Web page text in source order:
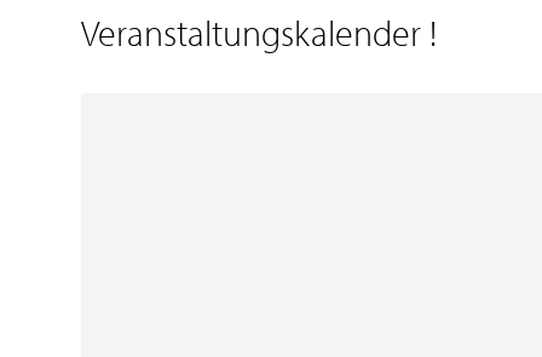
Veranstaltungskalender !